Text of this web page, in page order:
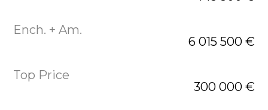
6 015 500 €
300 000 €